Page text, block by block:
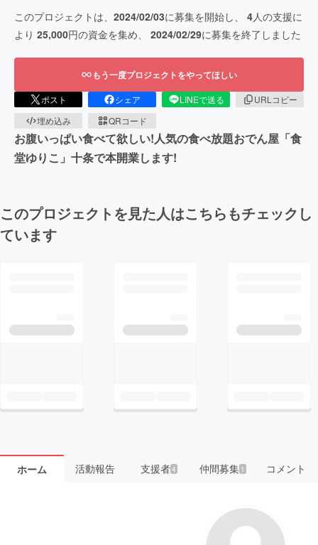
このプロジェクトは、 2024/02/03に募集を開始し、 4人の支援に
より 25,000円の資金を集め、 2024/02/29に募集を終了しました
もう一度プロジェクトをやってほしい
ポスト シェア LINEで送る
URLコピー
埋め込み
QRコード
お腹いっぱい食べて欲しい!人気の食べ放題おでん屋「食
堂ゆりこ」十条で本開業します!
このプロジェクトを見た人はこちらもチェックし
ています
ホーム 活動報告 支援者4 仲間募集 1 コメント